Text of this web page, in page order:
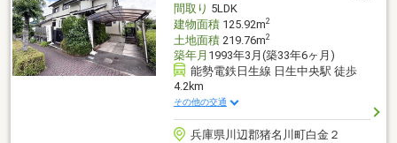
間取り 5LDK
建物面積125.92m2
土地面積219.76m2
築年月 1993年3月(築33年6ヶ月)
能勢電鉄日生線 日生中央駅 徒歩
4.2km
その他の交通
兵庫県川辺郡猪名川町白金２